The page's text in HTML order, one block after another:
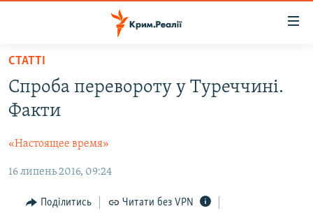
Перейти
основного
матеріалу
до
навігації
Перейти
НОВИНИ
ВОДА.КРИМ
ПОЛІТИКА
БЛОГИ
ПОГЛЯД
СТАТТІ
Спроба перевороту у Туреччині.
Факти
«Настоящее время»
16 липень 2016, 09:24
Поділитись Читати без VPN